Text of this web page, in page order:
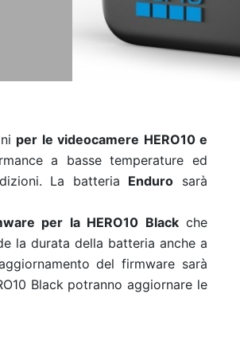
per le videocamere HERO10 e
a basse temperature ed
La batteria Enduro sarà
per la HERO10 Blackche
la durata della batteria anche a
del firmware sarà
Black potranno aggiornare le